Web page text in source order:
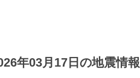
年03月17日の地震情報